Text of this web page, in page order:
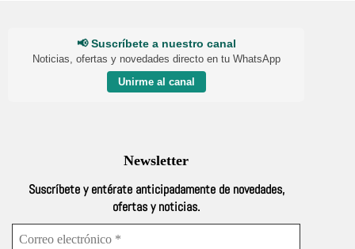
📢 Suscríbete a nuestro canal
Noticias, ofertas y novedades directo en tu WhatsApp
Unirme al canal
Newsletter
Suscríbete y entérate anticipadamente de novedades,
ofertas y noticias.